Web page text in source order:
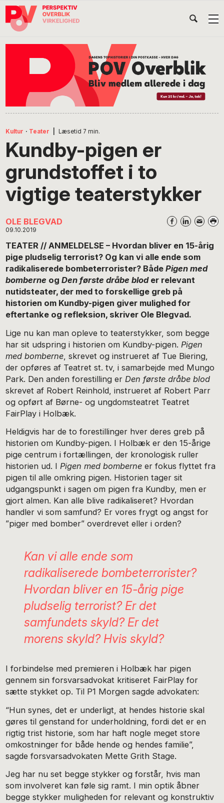
Gå
direkte
Skip
indhold
Gå
direkte
Kultur · Teater Læsetid 7 min.
Kundby-pigen er
grundstoffet i to
vigtige teaterstykker
OLE BLEGVAD
09.10.2019
TEATER // ANMELDELSE – Hvordan bliver en 15-årig
pige pludselig terrorist? Og kan vi alle ende som
radikaliserede bombeterrorister? BådePigen med
bomberne ogDen første dråbe bloder relevant
nutidsteater, der med to forskellige greb på
historien om Kundby-pigen giver mulighed for
eftertanke og refleksion, skriver Ole Blegvad.
Lige nu kan man opleve to teaterstykker, som begge
har sit udspring i historien om Kundby-pigen. Pigen
med bomberne , skrevet og instrueret af Tue Biering,
der opføres af Teatret st. tv, i samarbejde med Mungo
Park. Den anden forestilling er Den første dråbe blod
skrevet af Robert Reinhold, instrueret af Robert Parr
og opført af Børne- og ungdomsteatret Teatret
FairPlay i Holbæk.
Heldigvis har de to forestillinger hver deres greb på
historien om Kundby-pigen. I Holbæk er den 15-årige
pige centrum i fortællingen, der kronologisk ruller
historien ud. IPigen med bomberneer fokus flyttet fra
pigen til alle omkring pigen. Historien tager sit
udgangspunkt i sagen om pigen fra Kundby, men er
gjort almen. Kan alle blive radikaliseret? Hvordan
handler vi som samfund? Er vores frygt og angst for
”piger med bomber” overdrevet eller i orden?
Kan vi alle ende som
radikaliserede bombeterrorister?
Hvordan bliver en 15-årig pige
pludselig terrorist? Er det
samfundets skyld? Er det
morens skyld? Hvis skyld?
I forbindelse med premieren i Holbæk har pigen
gennem sin forsvarsadvokat kritiseret FairPlay for
sætte stykket op. Til P1 Morgen sagde advokaten:
“Hun synes, det er underligt, at hendes historie skal
gøres til genstand for underholdning, fordi det er en
rigtig trist historie, som har haft nogle meget store
omkostninger for både hende og hendes familie”,
sagde forsvarsadvokaten Mette Grith Stage.
Jeg har nu set begge stykker og forstår, hvis man
som involveret kan føle sig ramt. I min optik åbner
begge stykker muligheden for relevant og konstruktiv